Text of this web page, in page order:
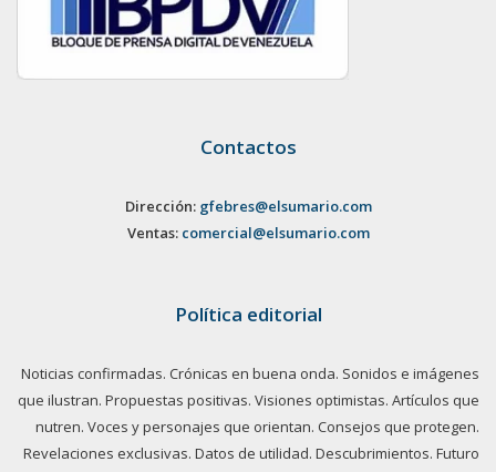
Contactos
Dirección: gfebres@elsumario.com
Ventas: comercial@elsumario.com
Política editorial
Noticias confirmadas. Crónicas en buena onda. Sonidos e imágenes
que ilustran. Propuestas positivas. Visiones optimistas. Artículos que
nutren. Voces y personajes que orientan. Consejos que protegen.
Revelaciones exclusivas. Datos de utilidad. Descubrimientos. Futuro